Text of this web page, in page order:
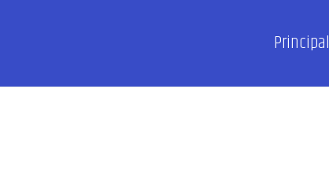
Principal